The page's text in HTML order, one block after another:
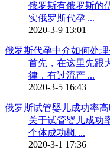
俄罗斯有俄罗斯的
实俄罗斯代孕 ...
2020-3-9 13:01
俄罗斯代孕中介如何处
首先，在这里先跟
律，有过流产 ...
2020-3-5 16:43
俄罗斯试管婴儿成功率
关于试管婴儿成功
个体成功概 ...
2020-3-1 17:36